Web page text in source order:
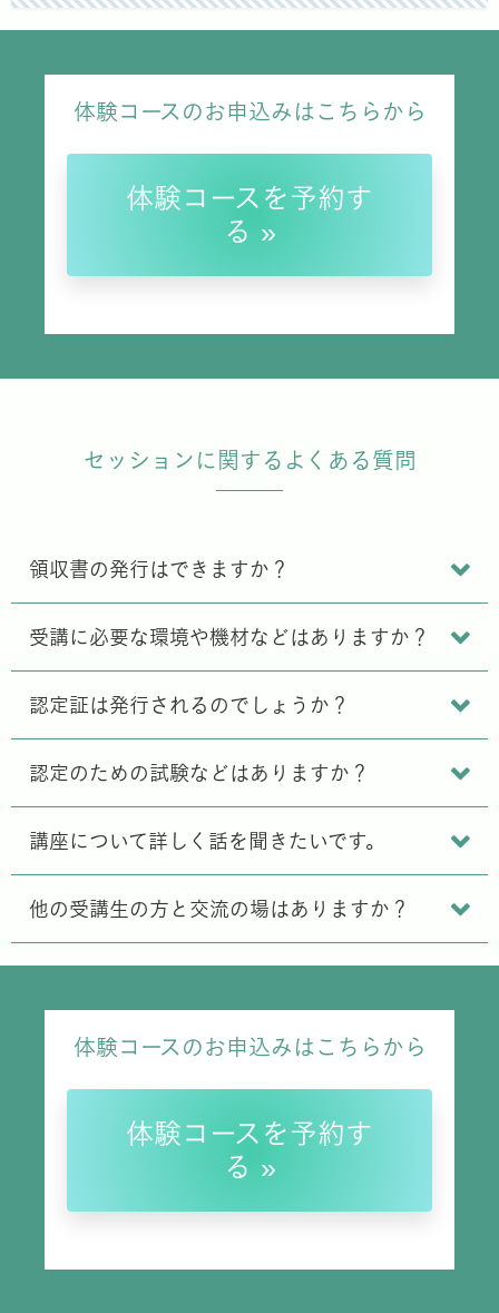
体験コースのお申込みはこちらから
体験コースを予約す
る
セッションに関するよくある質問
領収書の発行はできますか？
受講に必要な環境や機材などはありますか？
認定証は発行されるのでしょうか？
認定のための試験などはありますか？
講座について詳しく話を聞きたいです。
他の受講生の方と交流の場はありますか？
体験コースのお申込みはこちらから
体験コースを予約す
る